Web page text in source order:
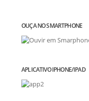
OUÇA NO SMARTPHONE
APLICATIVO IPHONE/IPAD